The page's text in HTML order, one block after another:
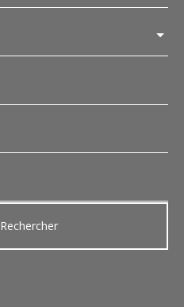
Rechercher